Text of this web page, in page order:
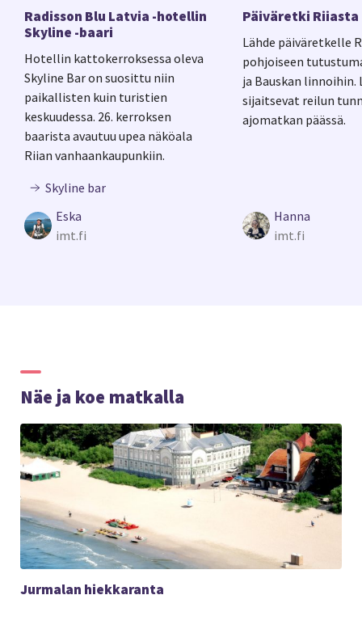
Radisson Blu Latvia -hotellin
Skyline -baari
Hotellin kattokerroksessa oleva
Skyline Bar on suosittu niin
paikallisten kuin turistien
keskuudessa. 26. kerroksen
baarista avautuu upea näköala
Riian vanhaankaupunkiin.
Skyline bar
Eska
imt.fi
Päiväretki Riiasta
Lähde päiväretkelle
pohjoiseen
ja Bauskan linnoihin.
sijaitsevat reilun
ajomatkan päässä.
Hanna
imt.fi
Näe ja koe matkalla
Jurmalan hiekkaranta